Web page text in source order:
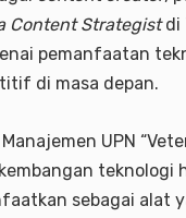
Content Strategistdi
pemanfaatan
di masa depan.
UPN
teknologi
sebagai alat